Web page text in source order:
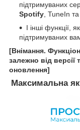
підтримуваних
Spotify, TuneIn
І інші функції,
підтримуваних
[Внімання.
залежно від версії
оновлення]
Максимальна